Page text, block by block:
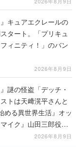
キュアエクレールの
タート。「プリキュ
ィニティ！」のバン
2026年8月9日
謎の怪盗「デッチ・
トは天﨑滉平さんと
める異世界生活』オッ
イク』山田三郎役な
2026年8月9日